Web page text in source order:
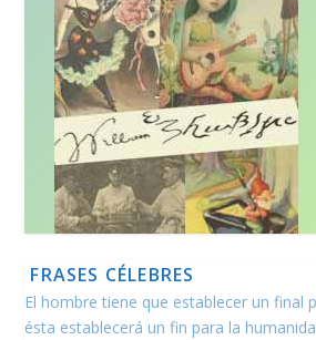
FRASES CÉLEBRES
El hombre tiene que establecer un final
ésta establecerá un fin para la